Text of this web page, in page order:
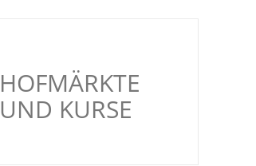
HOFMÄRKTE
UND KURSE